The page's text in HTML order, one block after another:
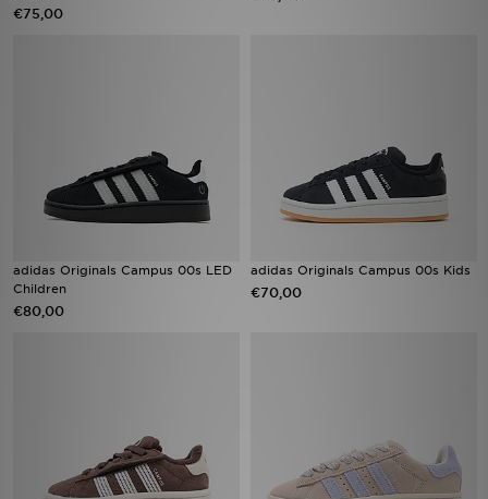
€75,00
adidas Originals Campus 00s LED
Children
€80,00
adidas Originals Campus 00s Kids
€70,00